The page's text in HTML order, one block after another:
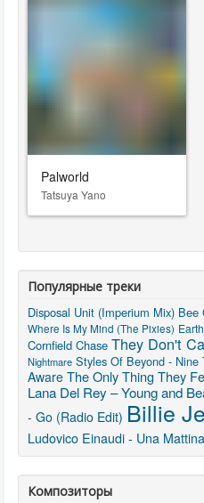
Palworld
Tatsuya Yano
Популярные треки
Disposal Unit (Imperium Mix) Bee
Where Is My Mind (The Pixies)
Cornfield Chase They Don't
Nightmare Styles Of Beyond - Nine
Aware The Only Thing They
Lana Del Rey – Young and
- Go (Radio Edit) Billie
Ludovico Einaudi - Una Mattina
Композиторы